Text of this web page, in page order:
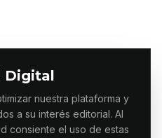
Digital
nuestra plataforma y
a su interés editorial. Al
consiente el uso de estas
DERECHOS